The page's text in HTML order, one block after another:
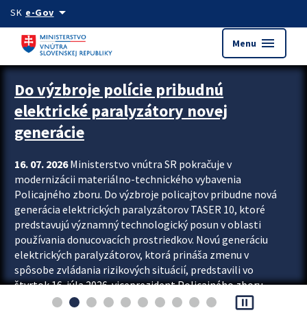
Preskocit na hlavný obsah
SK e-Govarrow_drop_down
Menu menu
Zastavit automatický posun upútavok
Do výzbroje polície pribudnú
elektrické paralyzátory novej
generácie
16. 07. 2026Ministerstvo vnútra SR pokračuje v
modernizácii materiálno-technického vybavenia
Policajného zboru. Do výzbroje policajtov pribudne nová
generácia elektrických paralyzátorov TASER 10, ktoré
predstavujú významný technologický posun v oblasti
používania donucovacích prostriedkov. Novú generáciu
elektrických paralyzátorov, ktorá prináša zmenu v
spôsobe zvládania rizikových situácií, predstavili vo
štvrtok 16. júla 2026 viceprezident Policajného zboru
Rastislav Polakovič a riaditeľ odboru výcviku...
pause_presentation